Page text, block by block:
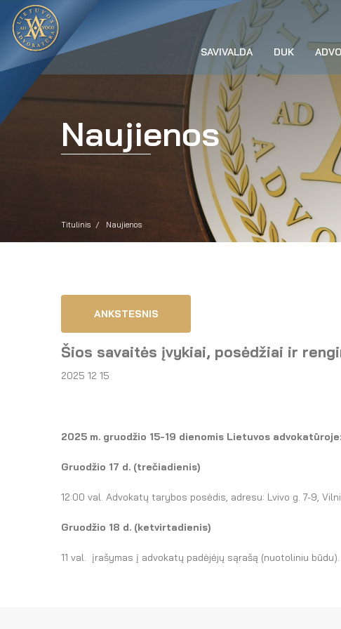
SAVIVALDA DUK
Naujienos
Titulinis Naujienos
ANKSTESNIS
Šios savaitės įvykiai, posėdžiai ir
2025 12 15
2025 m. gruodžio 15-19 dienomis Lietuvos advokatūroje:
Gruodžio 17 d. (trečiadienis)
12:00 val. Advokatų tarybos posėdis, adresu: Lvivo g. 7-9,
Gruodžio 18 d. (ketvirtadienis)
11 val. įrašymas į advokatų padėjėjų sąrašą (nuotoliniu būdu).